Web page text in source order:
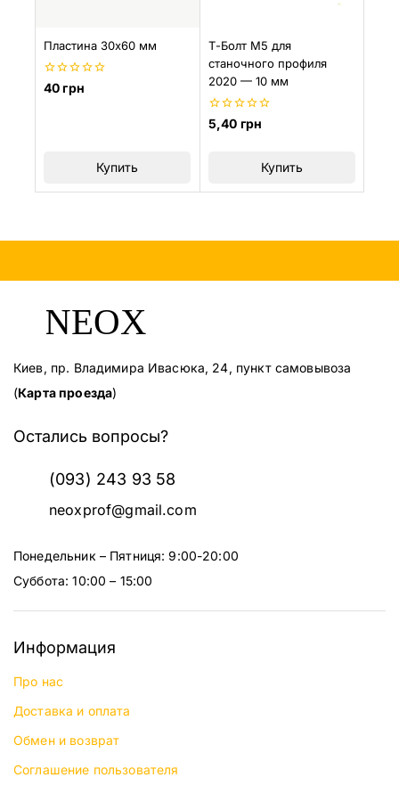
Пластина 30х60 мм
0
40грн
Купить
Т-Болт М5 для
станочного профиля
2020 — 10 мм
0
из
5,40 грн
Купить
Киев, пр. Владимира Ивасюка, 24, пункт самовывоза
(Карта проезда)
Остались вопросы?
(093) 243 93 58
neoxprof@gmail.com
Понедельник – Пятниця: 9:00-20:00
Суббота: 10:00 – 15:00
Информация
Про нас
Доставка и оплата
Обмен и возврат
Соглашение пользователя